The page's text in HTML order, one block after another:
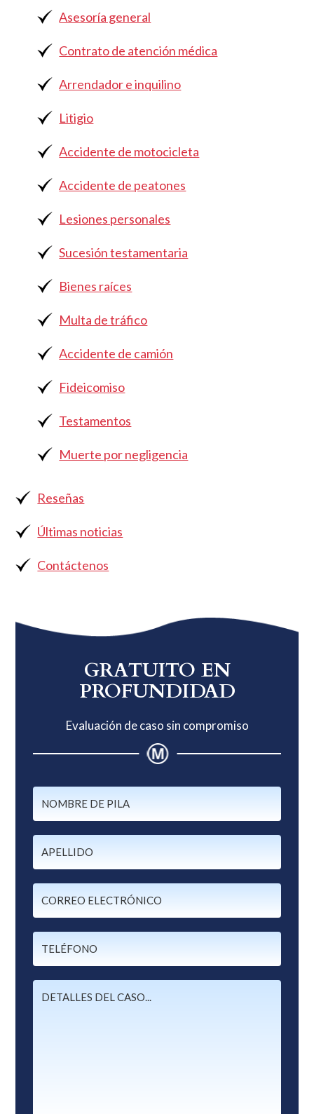
Asesoría general
Contrato de atención médica
Arrendador e inquilino
Litigio
Accidente de motocicleta
Accidente de peatones
Lesiones personales
Sucesión testamentaria
Bienes raíces
Multa de tráfico
Accidente de camión
Fideicomiso
Testamentos
Muerte por negligencia
Reseñas
Últimas noticias
Contáctenos
Barra
principalGRATUITO EN
PROFUNDIDAD
Evaluación de caso sin compromiso